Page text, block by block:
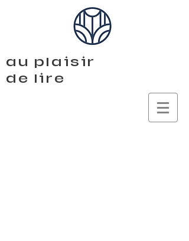
au plaisir
de lire